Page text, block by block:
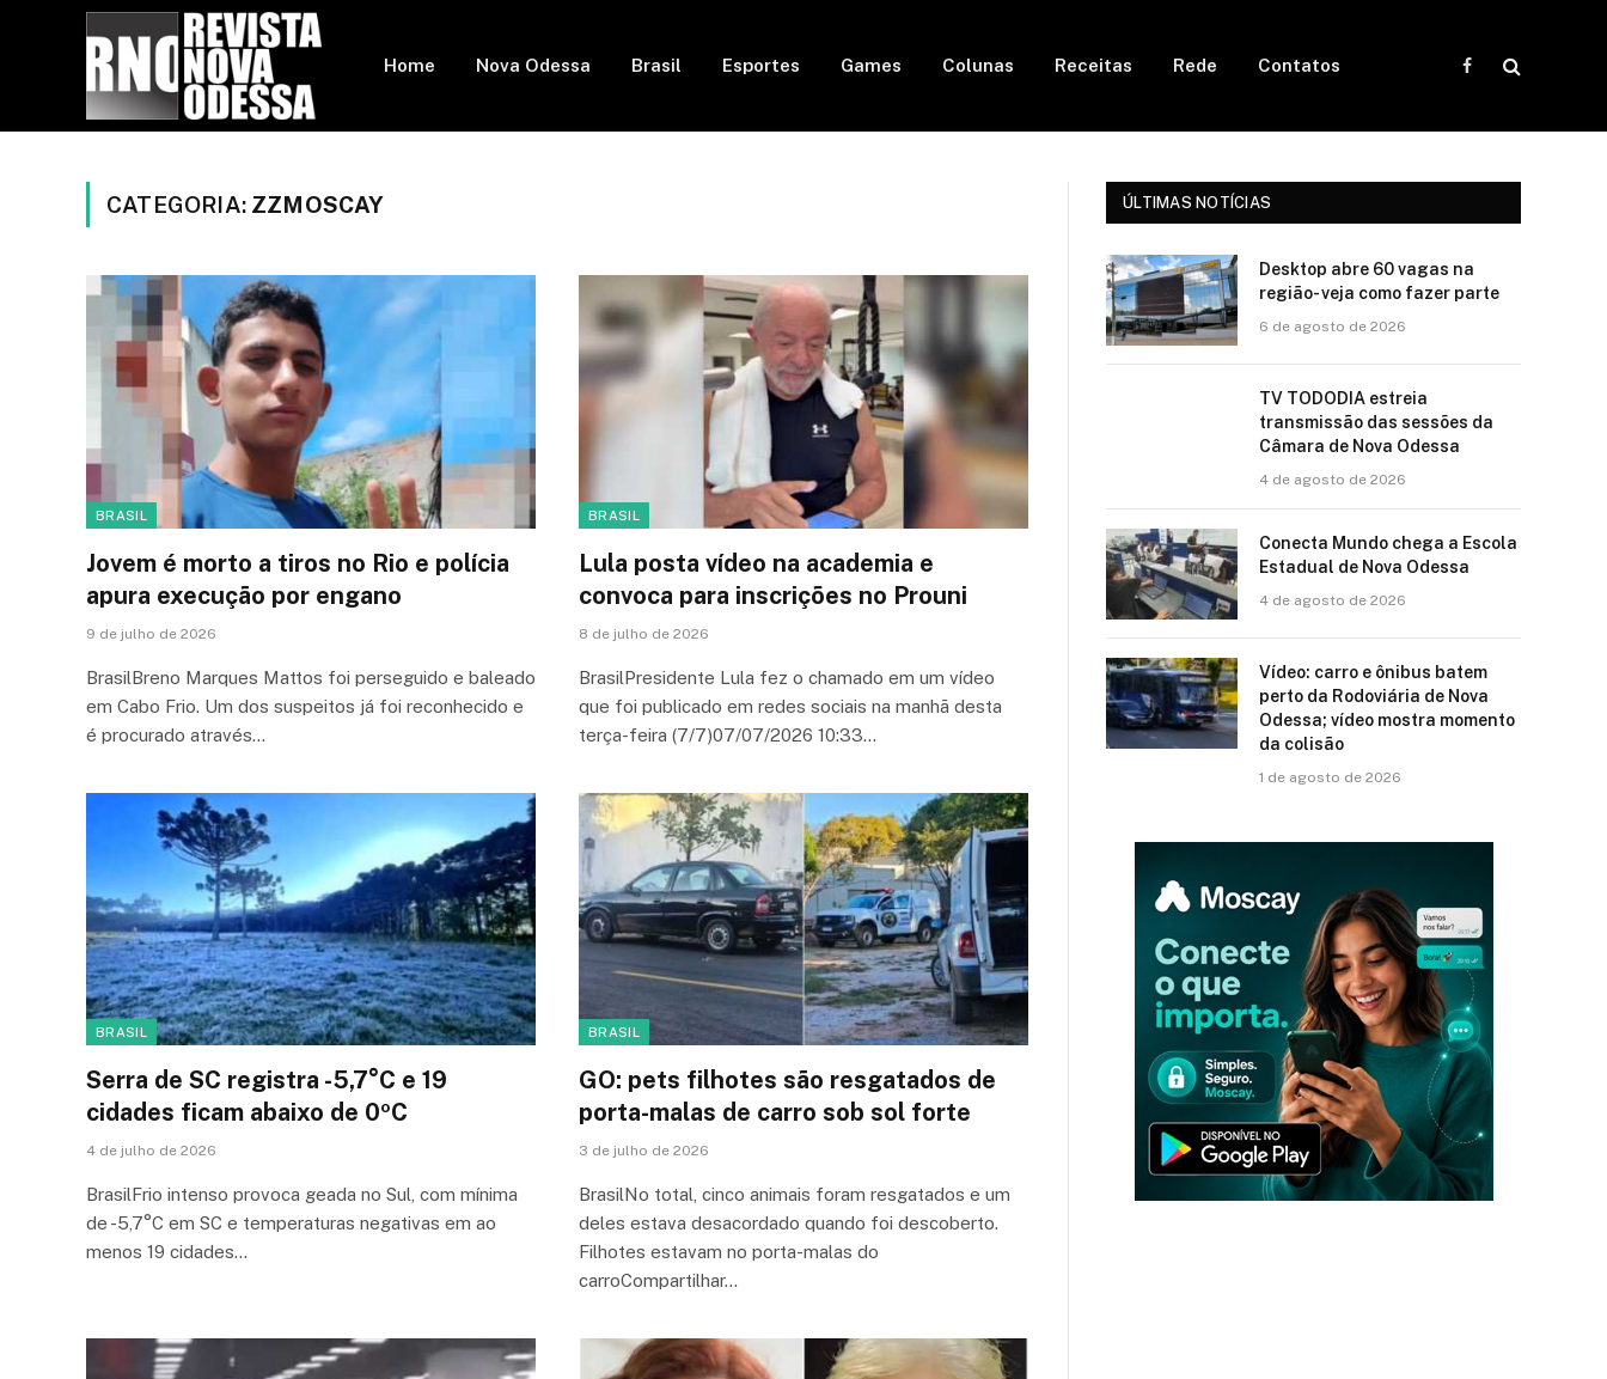
Home Nova Odessa Brasil Esportes Games Colunas Receitas Rede Contatos
Facebook
CATEGORIA: ZZMOSCAY
BRASIL
Jovem é morto a tiros no Rio e polícia
apura execução por engano
9 de julho de 2026
BrasilBreno Marques Mattos foi perseguido e baleado
em Cabo Frio. Um dos suspeitos já foi reconhecido e
é procurado através…
BRASIL
Lula posta vídeo na academia e
convoca para inscrições no Prouni
8 de julho de 2026
BrasilPresidente Lula fez o chamado em um vídeo
que foi publicado em redes sociais na manhã desta
terça-feira (7/7)07/07/2026 10:33…
BRASIL
Serra de SC registra -5,7°C e 19
cidades ficam abaixo de 0ºC
4 de julho de 2026
BrasilFrio intenso provoca geada no Sul, com mínima
de -5,7°C em SC e temperaturas negativas em ao
menos 19 cidades…
BRASIL
GO: pets filhotes são resgatados de
porta-malas de carro sob sol forte
3 de julho de 2026
BrasilNo total, cinco animais foram resgatados e um
deles estava desacordado quando foi descoberto.
Filhotes estavam no porta-malas do
carroCompartilhar…
ÚLTIMAS NOTÍCIAS
Desktop abre 60 vagas na
região- veja como fazer parte
6 de agosto de 2026
TV TODODIA estreia
transmissão das sessões da
Câmara de Nova Odessa
4 de agosto de 2026
Conecta Mundo chega a Escola
Estadual de Nova Odessa
4 de agosto de 2026
Vídeo: carro e ônibus batem
perto da Rodoviária de Nova
Odessa; vídeo mostra momento
da colisão
1 de agosto de 2026